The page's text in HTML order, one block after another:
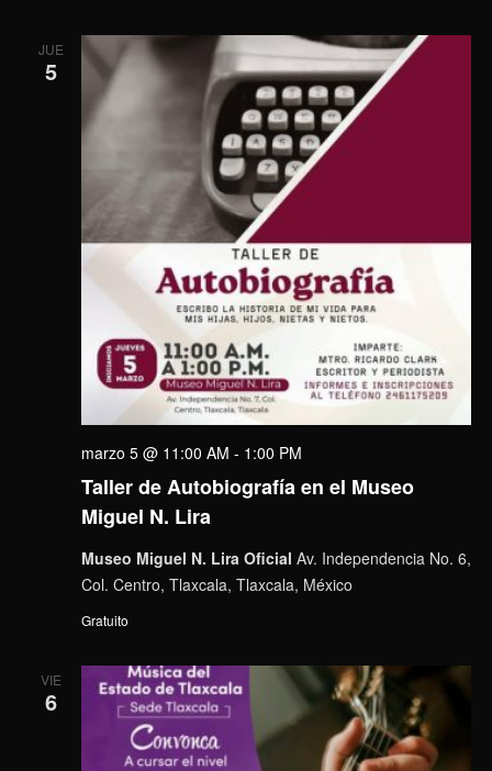
JUE
5
Taller de Autobiografía en el Museo
Miguel N. Lira
marzo 5 @ 11:00 AM - 1:00 PM
Museo Miguel N. Lira Oficial Av. Independencia No. 6,
Col. Centro, Tlaxcala, Tlaxcala, México
Gratuito
VIE
6